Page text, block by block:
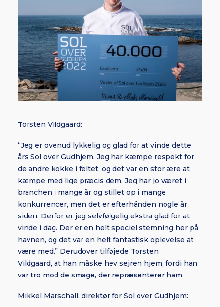
Torsten Vildgaard:
“Jeg er ovenud lykkelig og glad for at vinde dette
års Sol over Gudhjem. Jeg har kæmpe respekt for
de andre kokke i feltet, og det var en stor ære at
kæmpe med lige præcis dem. Jeg har jo været i
branchen i mange år og stillet op i mange
konkurrencer, men det er efterhånden nogle år
siden. Derfor er jeg selvfølgelig ekstra glad for at
vinde i dag. Der er en helt speciel stemning her på
havnen, og det var en helt fantastisk oplevelse at
være med.” Derudover tilføjede Torsten
Vildgaard, at han måske hev sejren hjem, fordi han
var tro mod de smage, der repræsenterer ham.
Mikkel Marschall, direktør for Sol over Gudhjem: